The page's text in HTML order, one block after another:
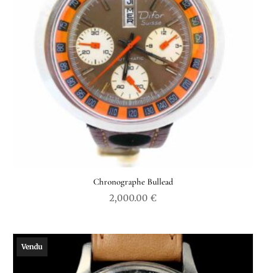
Chronographe Bullead
2,000.00 €
Vendu